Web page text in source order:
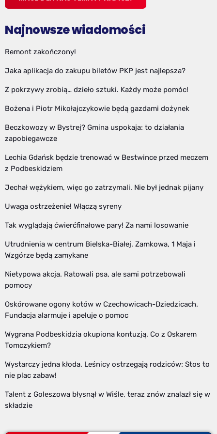
Najnowsze wiadomości
Remont zakończony!
Jaka aplikacja do zakupu biletów PKP jest najlepsza?
Z pokrzywy zrobią… dzieło sztuki. Każdy może pomóc!
Bożena i Piotr Mikołajczykowie będą gazdami dożynek
Beczkowozy w Bystrej? Gmina uspokaja: to działania
zapobiegawcze
Lechia Gdańsk będzie trenować w Bestwince przed meczem
z Podbeskidziem
Jechał wężykiem, więc go zatrzymali. Nie był jednak pijany
Uwaga ostrzeżenie! Włączą syreny
Tak wyglądają ćwierćfinałowe pary! Za nami losowanie
Utrudnienia w centrum Bielska-Białej. Zamkowa, 1 Maja i
Wzgórze będą zamykane
Nietypowa akcja. Ratowali psa, ale sami potrzebowali
pomocy
Oskórowane ogony kotów w Czechowicach-Dziedzicach.
Fundacja alarmuje i apeluje o pomoc
Wygrana Podbeskidzia okupiona kontuzją. Co z Oskarem
Tomczykiem?
Wystarczy jedna kłoda. Leśnicy ostrzegają rodziców: Stos to
nie plac zabaw!
Talent z Goleszowa błysnął w Wiśle, teraz znów znalazł się w
składzie